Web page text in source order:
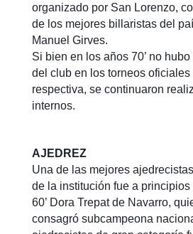
organizado por San Lorenzo,
de los mejores billaristas del
Manuel Girves.
Si bien en los años 70’ no
del club en los torneos
respectiva, se continuaron
internos.
AJEDREZ
Una de las mejores
de la institución fue a principios
60’ Dora Trepat de Navarro,
consagró subcampeona